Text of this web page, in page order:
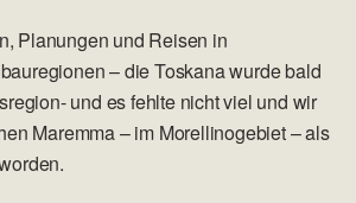
Planungen und Reisen in
– die Toskana wurde bald
und es fehlte nicht viel und wir
Maremma – im Morellinogebiet – als